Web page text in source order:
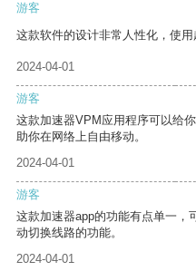
游客
这款软件的设计非常人性化，使用
2024-04-01
游客
这款加速器VPM应用程序可以给
助你在网络上自由移动。
2024-04-01
游客
这款加速器app的功能有点单一，
动切换线路的功能。
2024-04-01